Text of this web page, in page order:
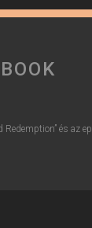
Redemption” és